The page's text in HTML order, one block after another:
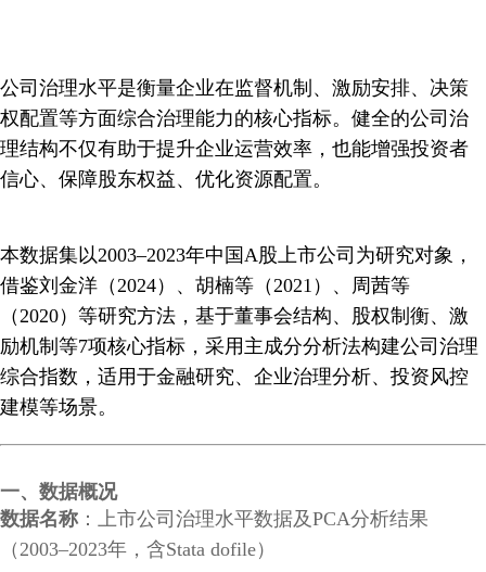
公司治理水平是衡量企业在监督机制、激励安排、决策
权配置等方面综合治理能力的核心指标。健全的公司治
理结构不仅有助于提升企业运营效率，也能增强投资者
信心、保障股东权益、优化资源配置。
本数据集以2003–2023年中国A股上市公司为研究对象，
借鉴刘金洋（2024）、胡楠等（2021）、周茜等
（2020）等研究方法，基于董事会结构、股权制衡、激
励机制等7项核心指标，采用主成分分析法构建公司治理
综合指数，适用于金融研究、企业治理分析、投资风控
建模等场景。
一、数据概况
数据名称 ：上市公司治理水平数据及PCA分析结果
（2003–2023年，含Stata dofile）